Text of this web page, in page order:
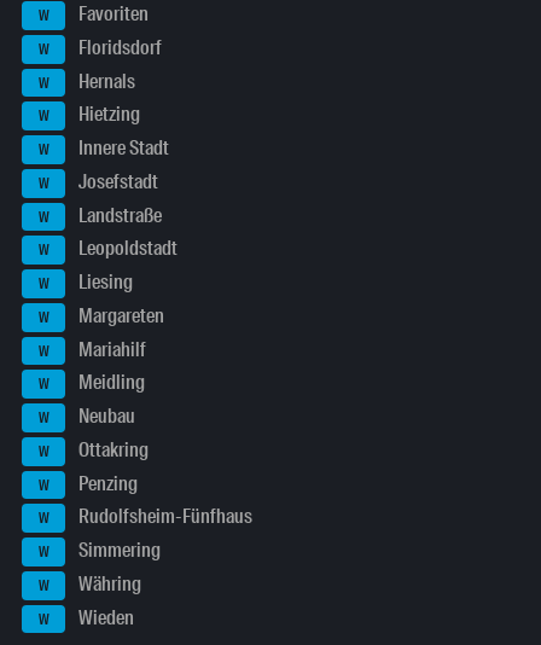
W Favoriten
W Floridsdorf
W Hernals
W Hietzing
W Innere Stadt
W Josefstadt
W Landstraße
W Leopoldstadt
W Liesing
W Margareten
W Mariahilf
W Meidling
W Neubau
W Ottakring
W Penzing
W Rudolfsheim-Fünfhaus
W Simmering
W Währing
W Wieden